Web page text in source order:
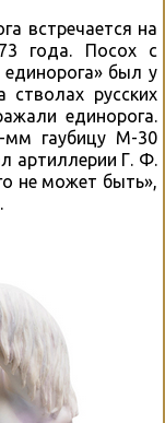
встречается на
года. Посох с
был у
русских
единорога.
гаубицу М-30
артиллерии Г. Ф.
не может быть»,